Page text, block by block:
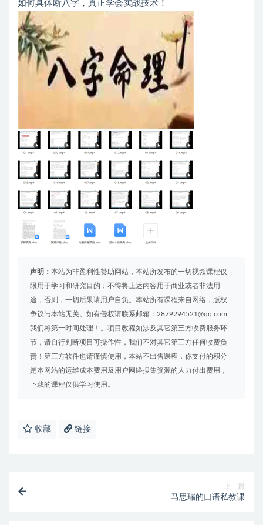
如何具体断八字，真正学会实战技术！
声明： 本站为非盈利性赞助网站，本站所发布的一切视频课程仅
限用于学习和研究目的；不得将上述内容用于商业或者非法用
途，否则，一切后果请用户自负。本站所有课程来自网络，版权
争议与本站无关。如有侵权请联系邮箱：2879294521@qq.com
我们将第一时间处理！。项目教程如涉及其它第三方收费服务环
节，请自行判断项目可操作性，我们不对其它第三方任何收费负
责！第三方软件也请谨慎使用，本站不出售课程，你支付的积分
是本网站的运维成本费用及用户网络搜集资源的人力付出费用，
下载的课程仅供学习使用。
收藏 链接
上一篇
马思瑞的口语私教课